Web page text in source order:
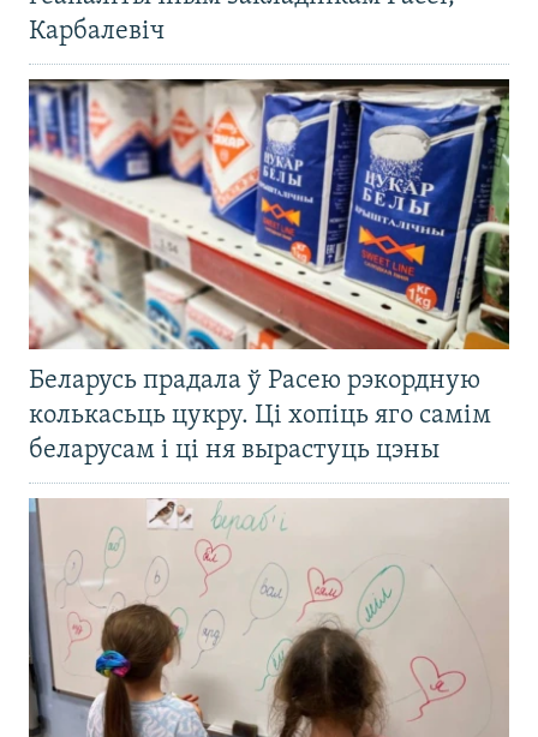
Карбалевіч
Беларусь прадала ў Расею рэкордную
колькасьць цукру. Ці хопіць яго самім
беларусам і ці ня вырастуць цэны